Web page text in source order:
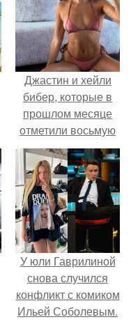
Джастин и хейли
бибер, которые в
прошлом месяце
отметили восьмую
годовщину
помолвки, показали
новые фото с
совместного
отдыха.
У юли Гаврилиной
снова случился
конфликт с комиком
Ильей Соболевым.